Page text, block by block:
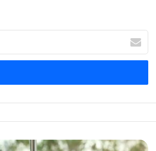
بريدك
الإلكتروني